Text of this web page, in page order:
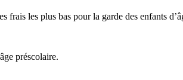
les plus bas pour la garde des enfants
préscolaire.